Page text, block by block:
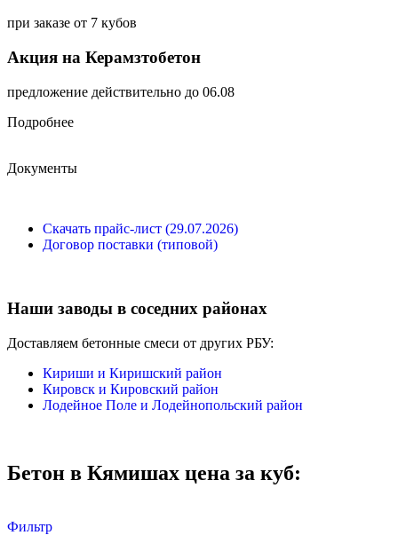
при заказе от 7 кубов
Акция на Керамзтобетон
предложение действительно до 06.08
Подробнее
Документы
Скачать прайс-лист (29.07.2026)
Договор поставки (типовой)
Наши заводы в соседних районах
Доставляем бетонные смеси от других РБУ:
Кириши и Киришский район
Кировск и Кировский район
Лодейное Поле и Лодейнопольский район
Бетон в Кямишах цена за куб:
Фильтр